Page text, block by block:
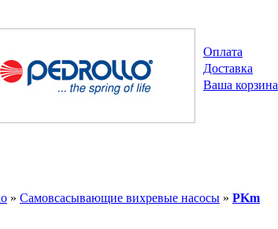
Оплата
Доставка
Ваша корзина
» Cамовсасывающие вихревые насосы » PKm